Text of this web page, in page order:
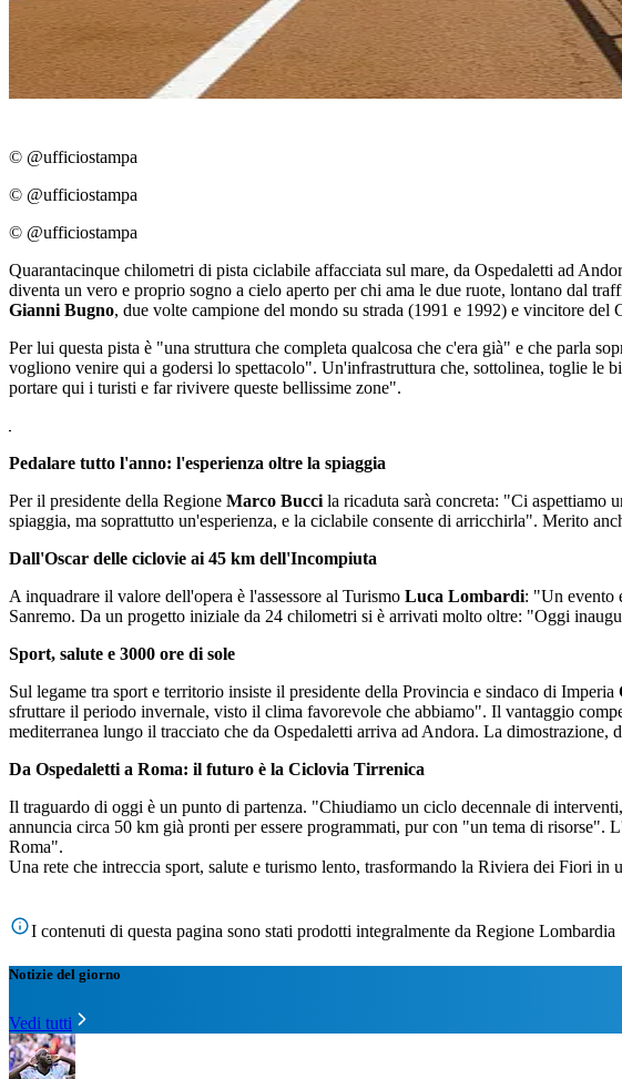
© @ufficiostampa
© @ufficiostampa
© @ufficiostampa
Quarantacinque chilometri di pista ciclabile affacciata sul mare, da Ospedaletti ad
diventa un vero e proprio sogno a cielo aperto per chi ama le due ruote, lontano dal
Gianni Bugno, due volte campione del mondo su strada (1991 e 1992) e vincitore
Per lui questa pista è "una struttura che completa qualcosa che c'era già" e che parla
vogliono venire qui a godersi lo spettacolo". Un'infrastruttura che, sottolinea, toglie le
portare qui i turisti e far rivivere queste bellissime zone".
Pedalare tutto l'anno: l'esperienza oltre la spiaggia
Per il presidente della Regione Marco Bucci la ricaduta sarà concreta: "Ci aspettiamo
spiaggia, ma soprattutto un'esperienza, e la ciclabile consente di arricchirla". Merito
Dall'Oscar delle ciclovie ai 45 km dell'Incompiuta
A inquadrare il valore dell'opera è l'assessore al Turismo Luca Lombardi: "Un evento
Sanremo. Da un progetto iniziale da 24 chilometri si è arrivati molto oltre: "Oggi
Sport, salute e 3000 ore di sole
Sul legame tra sport e territorio insiste il presidente della Provincia e sindaco di Imperia
sfruttare il periodo invernale, visto il clima favorevole che abbiamo". Il vantaggio
mediterranea lungo il tracciato che da Ospedaletti arriva ad Andora. La
Da Ospedaletti a Roma: il futuro è la Ciclovia Tirrenica
Il traguardo di oggi è un punto di partenza. "Chiudiamo un ciclo decennale di
annuncia circa 50 km già pronti per essere programmati, pur con "un tema di
Roma".
Una rete che intreccia sport, salute e turismo lento, trasformando la Riviera dei Fiori
I contenuti di questa pagina sono stati prodotti integralmente da Regione Lombardia
Notizie del giorno
Vedi tutti